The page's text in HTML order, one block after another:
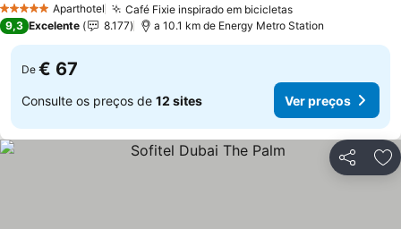
5 Estrelas Aparthotel
Café Fixie inspirado em bicicletas
9,3 Excelente 8.177 a 10.1 km de Energy Metro Station
De € 67
Consulte os preços de 12 sites Ver preços
Partilhar